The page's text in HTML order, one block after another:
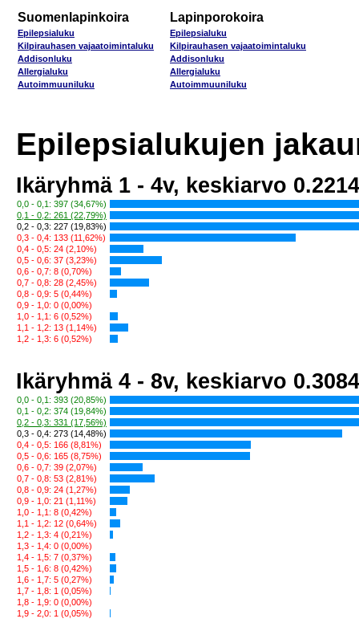
Suomenlapinkoira Lapinporokoira
Epilepsialuku
Epilepsialuku
Kilpirauhasen vajaatoimintaluku
Kilpirauhasen vajaatoimintaluku
Addisonluku
Addisonluku
Allergialuku
Allergialuku
Autoimmuuniluku
Autoimmuuniluku
Epilepsialukujen
Ikäryhmä 1 - 4v, keskiarvo
0,0 - 0,1: 397 (34,67%)
0,1 - 0,2: 261 (22,79%)
0,2 - 0,3: 227 (19,83%)
0,3 - 0,4: 133 (11,62%)
0,4 - 0,5: 24 (2,10%)
0,5 - 0,6: 37 (3,23%)
0,6 - 0,7: 8 (0,70%)
0,7 - 0,8: 28 (2,45%)
0,8 - 0,9: 5 (0,44%)
0,9 - 1,0: 0 (0,00%)
1,0 - 1,1: 6 (0,52%)
1,1 - 1,2: 13 (1,14%)
1,2 - 1,3: 6 (0,52%)
Ikäryhmä 4 - 8v, keskiarvo
0,0 - 0,1: 393 (20,85%)
0,1 - 0,2: 374 (19,84%)
0,2 - 0,3: 331 (17,56%)
0,3 - 0,4: 273 (14,48%)
0,4 - 0,5: 166 (8,81%)
0,5 - 0,6: 165 (8,75%)
0,6 - 0,7: 39 (2,07%)
0,7 - 0,8: 53 (2,81%)
0,8 - 0,9: 24 (1,27%)
0,9 - 1,0: 21 (1,11%)
1,0 - 1,1: 8 (0,42%)
1,1 - 1,2: 12 (0,64%)
1,2 - 1,3: 4 (0,21%)
1,3 - 1,4: 0 (0,00%)
1,4 - 1,5: 7 (0,37%)
1,5 - 1,6: 8 (0,42%)
1,6 - 1,7: 5 (0,27%)
1,7 - 1,8: 1 (0,05%)
1,8 - 1,9: 0 (0,00%)
1,9 - 2,0: 1 (0,05%)